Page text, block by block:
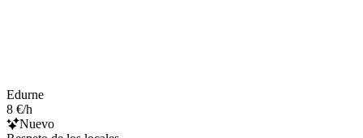
Edurne
8 €/h
Nuevo